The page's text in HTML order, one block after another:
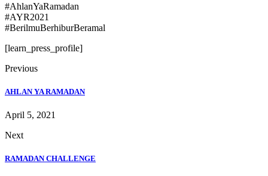
#AhlanYaRamadan
#AYR2021
#BerilmuBerhiburBeramal
[learn_press_profile]
Previous
AHLAN YA RAMADAN
April 5, 2021
Next
RAMADAN CHALLENGE